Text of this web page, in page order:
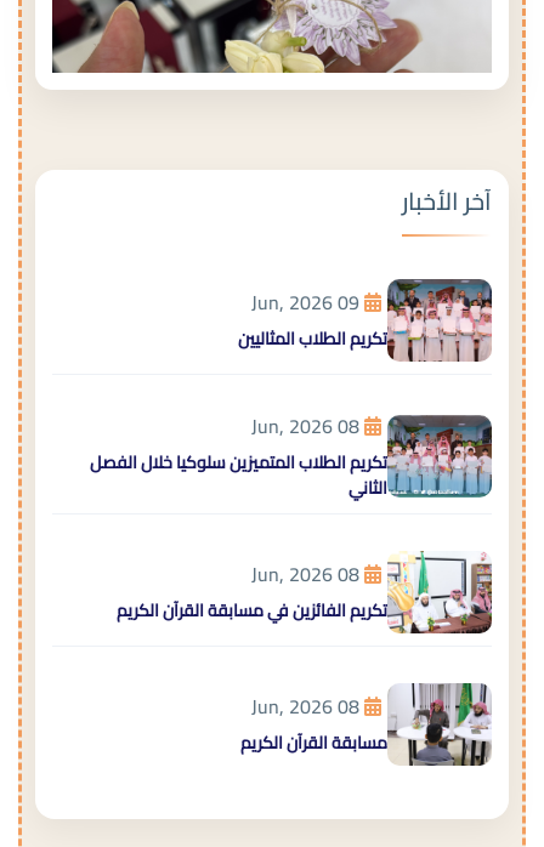
آخر الأخبار
تكريم الطلاب المثاليين
تكريم الطلاب المتميزين سلوكيا خلال الفصل
الثاني
تكريم الفائزين في مسابقة القرآن الكريم
مسابقة القرآن الكريم